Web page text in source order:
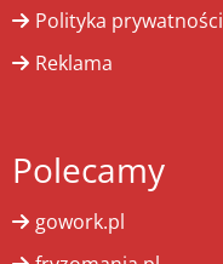
Polityka prywatności
Reklama
Polecamy
gowork.pl